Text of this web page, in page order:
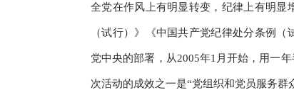
全党在作风上有明显转变，纪律上有明显
（试行）》《中国共产党纪律处分条例
党中央的部署，从2005年1月开始，用一
次活动的成效之一是“党组织和党员服务